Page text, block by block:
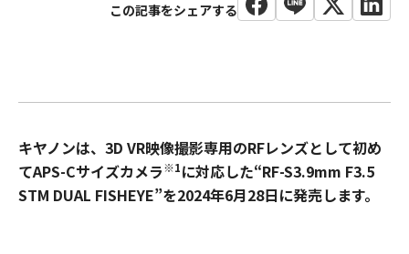
キヤノンは、3D VR映像撮影専用のRFレンズとして初め
てAPS-Cサイズカメラ※1に対応した“RF-S3.9mm F3.5
STM DUAL FISHEYE”を2024年6月28日に発売します。